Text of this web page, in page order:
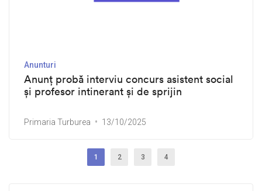
Anunturi
Anunț probă interviu concurs asistent social
și profesor intinerant și de sprijin
Primaria Turburea 13/10/2025
1 2 3 4